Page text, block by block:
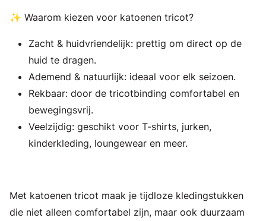
✨ Waarom kiezen voor katoenen tricot?
Zacht & huidvriendelijk: prettig om direct op de
huid te dragen.
Ademend & natuurlijk: ideaal voor elk seizoen.
Rekbaar: door de tricotbinding comfortabel en
bewegingsvrij.
Veelzijdig: geschikt voor T-shirts, jurken,
kinderkleding, loungewear en meer.
Met katoenen tricot maak je tijdloze kledingstukken
die niet alleen comfortabel zijn, maar ook duurzaam